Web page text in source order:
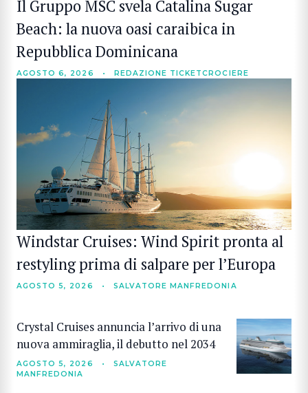
Il Gruppo MSC svela Catalina Sugar
Beach: la nuova oasi caraibica in
Repubblica Dominicana
AGOSTO 6, 2026 • REDAZIONE TICKETCROCIERE
Windstar Cruises: Wind Spirit pronta al
restyling prima di salpare per l’Europa
AGOSTO 5, 2026 • SALVATORE MANFREDONIA
Crystal Cruises annuncia l’arrivo di una
nuova ammiraglia, il debutto nel 2034
AGOSTO 5, 2026 •
SALVATORE
MANFREDONIA